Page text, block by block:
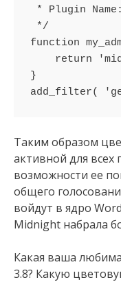
* Plugin
*/
function
return
}
Таким образом
активной для всех
возможности ее
общего
войдут в ядро
Midnight набрала
Какая ваша
3.8? Какую